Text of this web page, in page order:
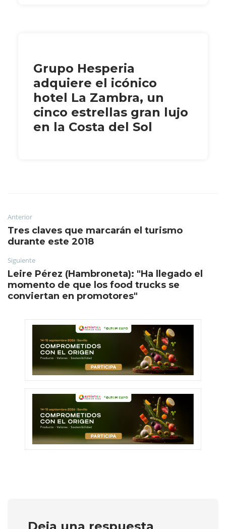
Grupo Hesperia
adquiere el icónico
hotel La Zambra, un
cinco estrellas gran lujo
en la Costa del Sol
Anterior
Tres claves que marcarán el turismo
durante este 2018
Siguiente
Leire Pérez (Hambroneta): "Ha llegado el
momento de que los food trucks se
conviertan en promotores"